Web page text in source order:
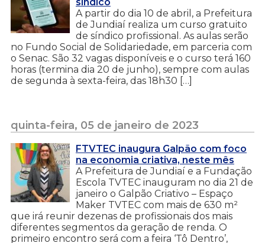
A partir do dia 10 de abril, a Prefeitura
de Jundiaí realiza um curso gratuito
de síndico profissional. As aulas serão
no Fundo Social de Solidariedade, em parceria com
o Senac. São 32 vagas disponíveis e o curso terá 160
horas (termina dia 20 de junho), sempre com aulas
de segunda à sexta-feira, das 18h30 […]
quinta-feira, 05 de janeiro de 2023
FTVTEC inaugura Galpão com foco
na economia criativa, neste mês
A Prefeitura de Jundiaí e a Fundação
Escola TVTEC inauguram no dia 21 de
janeiro o Galpão Criativo – Espaço
Maker TVTEC com mais de 630 m²
que irá reunir dezenas de profissionais dos mais
diferentes segmentos da geração de renda. O
primeiro encontro será com a feira ‘Tô Dentro’,